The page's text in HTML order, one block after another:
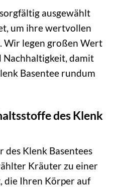
ausgewählt
um ihre wertvollen
Wir legen großen Wert
Nachhaltigkeit, damit
Basentee rundum
des Klenk
des Klenk Basentees
Kräuter zu einer
die Ihren Körper auf